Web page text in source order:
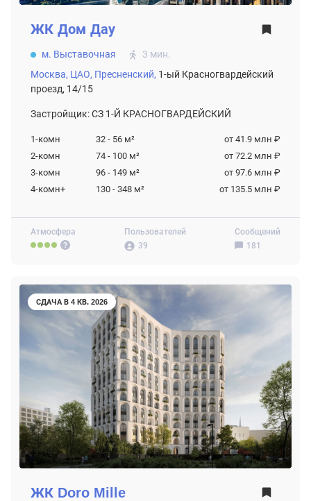
Атмосфера
Пользователей
39
Сообщений
181
ЖК Дом Дау
м. Выставочная
3 мин.
Москва, ЦАО, Пресненский, 1-ый Красногвардейский
проезд, 14/15
Застройщик: СЗ 1-Й КРАСНОГВАРДЕЙСКИЙ
1-комн 32 - 56 м²
от 41.9 млн ₽
2-комн
74 - 100 м²
от 72.2 млн ₽
3-комн
96 - 149 м²
от 97.6 млн ₽
4-комн+
130 - 348 м² от 135.5 млн ₽
СДАЧА В 4 КВ. 2026
ЖК Doro Mille